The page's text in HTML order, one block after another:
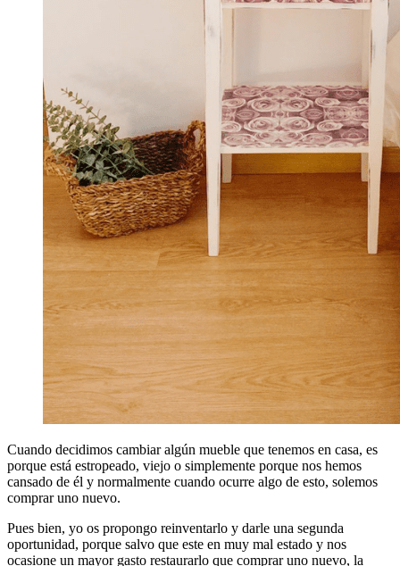
Cuando decidimos cambiar algún mueble que tenemos en casa, es
porque está estropeado, viejo o simplemente porque nos hemos
cansado de él y normalmente cuando ocurre algo de esto, solemos
comprar uno nuevo.
Pues bien, yo os propongo reinventarlo y darle una segunda
oportunidad, porque salvo que este en muy mal estado y nos
ocasione un mayor gasto restaurarlo que comprar uno nuevo, la